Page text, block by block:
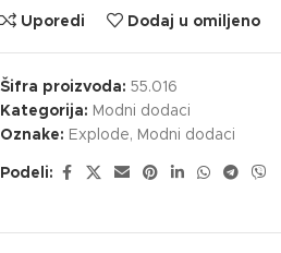
Uporedi Dodaj u omiljeno
Šifra proizvoda: 55.016
Kategorija: Modni dodaci
Oznake: Explode, Modni dodaci
Podeli: